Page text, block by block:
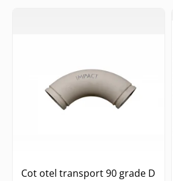
Cot otel transport 90 grade DN125